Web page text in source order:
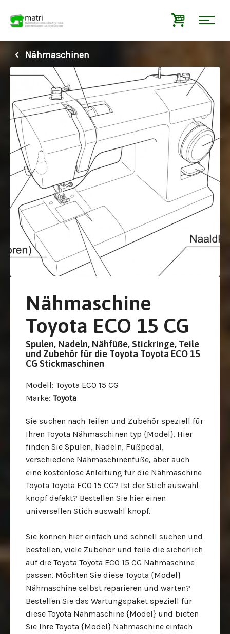
Nähmaschinen
Nähmaschine
Toyota ECO 15 CG
Spulen, Nadeln, Nähfüße, Stickringe, Teile
und Zubehör für die Toyota Toyota ECO 15
CG Stickmaschinen
Modell: Toyota ECO 15 CG
Marke: Toyota
Sie suchen nach Teilen und Zubehör speziell für
Ihren Toyota Nähmaschinen typ {Model}. Hier
finden Sie Spulen, Nadeln, Fußpedal,
verschiedene Nähmaschinenfüße, aber auch
eine kostenlose Anleitung für die Nähmaschine
Toyota Toyota ECO 15 CG? Ist der Stich auswahl
knopf defekt? Bestellen Sie hier einen
universellen Stich auswahl knopf.
Sie können hier einfach und schnell suchen und
bestellen, viele Zubehör und teile die sicherlich
auf die Toyota Toyota ECO 15 CG Nähmaschine
passen. Möchten Sie diese Toyota {Model}
Nähmaschine selbst reparieren und warten?
Bestellen Sie das Wartungspaket speziell für
diese Toyota Nähmaschine {Model} und bieten
Sie Ihre Toyota {Model} Nähmaschine einfach